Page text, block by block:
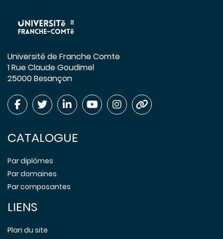
Université de Franche Comte
1 Rue Claude Goudimel
25000 Besançon
CATALOGUE
Par diplômes
Par domaines
Par composantes
LIENS
Plan du site